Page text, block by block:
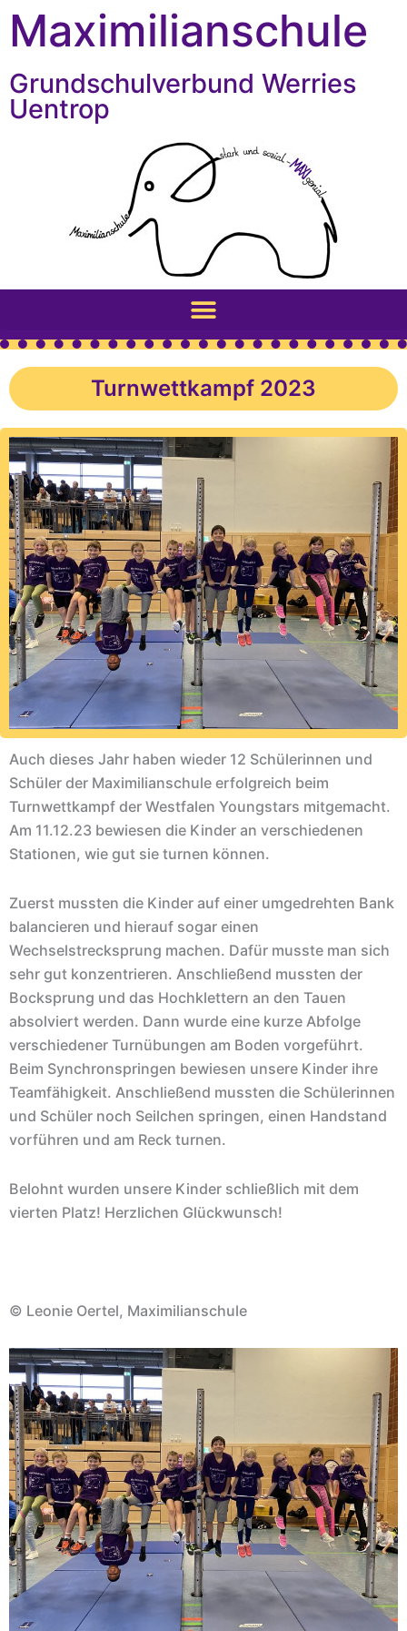
springen
Zum
Inhalt
Maximilianschule
Grundschulverbund Werries
Uentrop
Turnwettkampf 2023
Auch dieses Jahr haben wieder 12 Schülerinnen und
Schüler der Maximilianschule erfolgreich beim
Turnwettkampf der Westfalen Youngstars mitgemacht.
Am 11.12.23 bewiesen die Kinder an verschiedenen
Stationen, wie gut sie turnen können.
Zuerst mussten die Kinder auf einer umgedrehten Bank
balancieren und hierauf sogar einen
Wechselstrecksprung machen. Dafür musste man sich
sehr gut konzentrieren. Anschließend mussten der
Bocksprung und das Hochklettern an den Tauen
absolviert werden. Dann wurde eine kurze Abfolge
verschiedener Turnübungen am Boden vorgeführt.
Beim Synchronspringen bewiesen unsere Kinder ihre
Teamfähigkeit. Anschließend mussten die Schülerinnen
und Schüler noch Seilchen springen, einen Handstand
vorführen und am Reck turnen.
Belohnt wurden unsere Kinder schließlich mit dem
vierten Platz! Herzlichen Glückwunsch!
© Leonie Oertel, Maximilianschule